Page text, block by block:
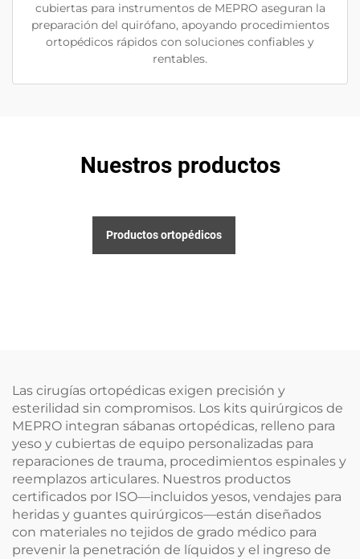
cubiertas para instrumentos de MEPRO aseguran la
preparación del quirófano, apoyando procedimientos
ortopédicos rápidos con soluciones confiables y
rentables.
Nuestros productos
Productos ortopédicos
Las cirugías ortopédicas exigen precisión y
esterilidad sin compromisos. Los kits quirúrgicos de
MEPRO integran sábanas ortopédicas, relleno para
yeso y cubiertas de equipo personalizadas para
reparaciones de trauma, procedimientos espinales y
reemplazos articulares. Nuestros productos
certificados por ISO—incluidos yesos, vendajes para
heridas y guantes quirúrgicos—están diseñados
con materiales no tejidos de grado médico para
prevenir la penetración de líquidos y el ingreso de